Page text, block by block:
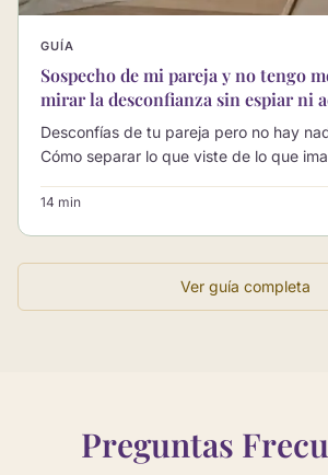
GUÍA
Sospecho de mi pareja y no tengo
mirar la desconfianza sin espiar ni
Desconfías de tu pareja pero no hay
Cómo separar lo que viste de lo que
14 min
Ver guía completa
Preguntas